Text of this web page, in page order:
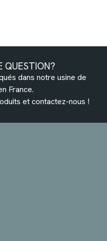
QUESTION?
dans notre usine de
France.
etcontactez-nous !